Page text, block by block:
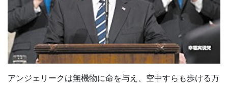
アンジェリークは無機物に命を与え、空中すらも歩ける万